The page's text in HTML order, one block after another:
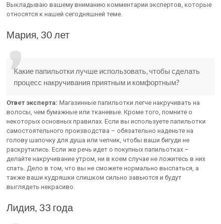
Выкладываю вашему вниманию комментарии экспертов, которые
относятся к нашей сегодняшней теме.
Мария, 30 лет
Какие папильотки лучше использовать, чтобы сделать
процесс накручивания приятным и комфортным?
Ответ эксперта: Магазинные папильотки легче накручивать на
волосы, чем бумажные или тканевые. Кроме того, помните о
некоторых основных правилах. Если вы используете папильотки
самостоятельного производства – обязательно наденьте на
голову шапочку для душа или чепчик, чтобы ваши бигуди не
раскрутились. Если же речь идет о покупных папильотках –
делайте накручивание утром, ни в коем случае не ложитесь в них
спать. Дело в том, что вы не сможете нормально выспаться, а
также ваши кудряшки слишком сильно завьются и будут
выглядеть некрасиво.
Лидия, 33 года